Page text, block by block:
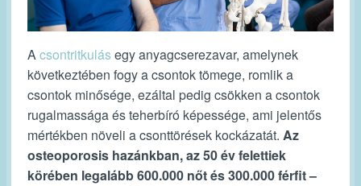
Acsontritkulásegy anyagcserezavar, amelynek
következtében fogy a csontok tömege, romlik a
csontok minősége, ezáltal pedig csökken a csontok
rugalmassága és teherbíró képessége, ami jelentős
mértékben növeli a csonttörések kockázatát. Az
osteoporosis hazánkban, az 50 év felettiek
körében legalább 600.000 nőt és 300.000 férfit –